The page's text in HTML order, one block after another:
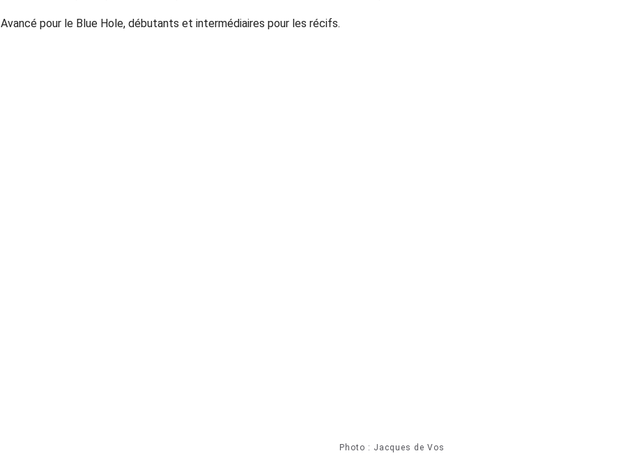
Avancé pour le Blue Hole, débutants et intermédiaires pour les récifs.
Photo : Jacques de Vos